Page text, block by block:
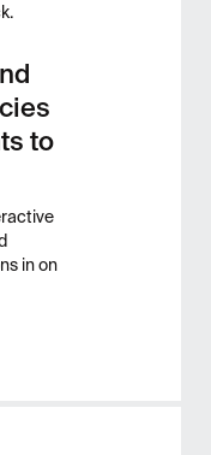
to
in on